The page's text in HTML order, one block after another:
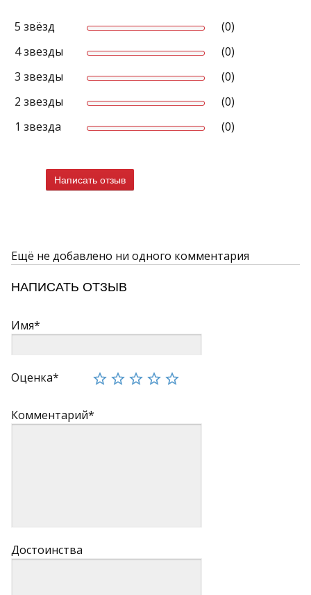
5 звёзд
(0)
4 звезды
(0)
3 звезды
(0)
2 звезды
(0)
1 звезда
(0)
Написать отзыв
Ещё не добавлено ни одного комментария
НАПИСАТЬ ОТЗЫВ
Имя*
Оценка*
Комментарий*
Достоинства